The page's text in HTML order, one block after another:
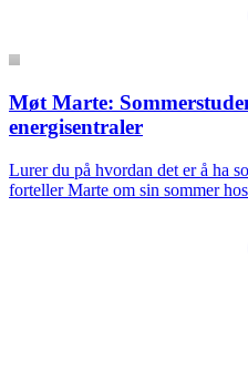
Møt Marte:
energisentraler
Lurer du på hvordan det er å ha
forteller Marte om sin sommer